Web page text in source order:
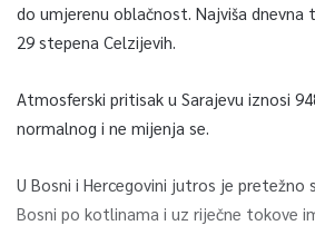
do umjerenu oblačnost. Najviša dnevna
29 stepena Celzijevih.
Atmosferski pritisak u Sarajevu iznosi
normalnog i ne mijenja se.
U Bosni i Hercegovini jutros je pretežno
Bosni po kotlinama i uz riječne tokove